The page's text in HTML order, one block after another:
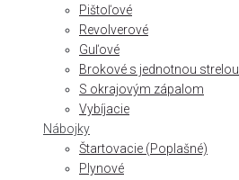
Pištoľové
Revolverové
Guľové
Brokové s jednotnou strelou
S okrajovým zápalom
Vybíjacie
Nábojky
Štartovacie (Poplašné)
Plynové